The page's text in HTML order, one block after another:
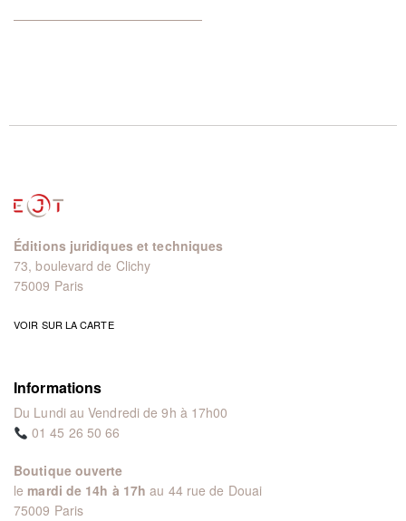
Éditions juridiques et techniques
73, boulevard de Clichy
75009 Paris
VOIR SUR LA CARTE
Informations
Du Lundi au Vendredi de 9h à 17h00
01 45 26 50 66
Boutique ouverte
le mardi de 14h à 17h au 44 rue de Douai
75009 Paris